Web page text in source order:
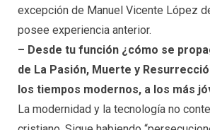
excepción de Manuel Vicente López
posee experiencia anterior.
– Desde tu función ¿cómo se
de La Pasión, Muerte y
los tiempos modernos, a los más
La modernidad y la tecnología no